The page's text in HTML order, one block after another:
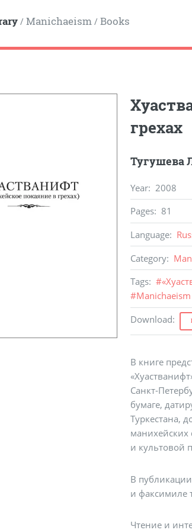
/ Manichaeism/ Books
грехах
Тугушева
Year: 2008
Pages: 81
Language:
Category:
Tags: #
#Manichaeism
Download:
В книге
Санкт-
бумаге,
Туркестана,
и культовой
В
и факсимиле
Чтение и